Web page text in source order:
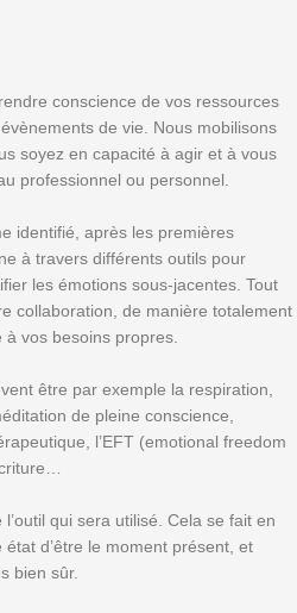
conscience de vos ressources
de vie. Nous mobilisons
soyez en capacité à agir et à vous
professionnel ou personnel.
identifié, après les premières
à travers différents outils pour
les émotions sous-jacentes. Tout
collaboration, de manière totalement
vos besoins propres.
être par exemple la respiration,
de pleine conscience,
l’EFT (emotional freedom
qui sera utilisé. Cela se fait en
d’être le moment présent, et
bien sûr.